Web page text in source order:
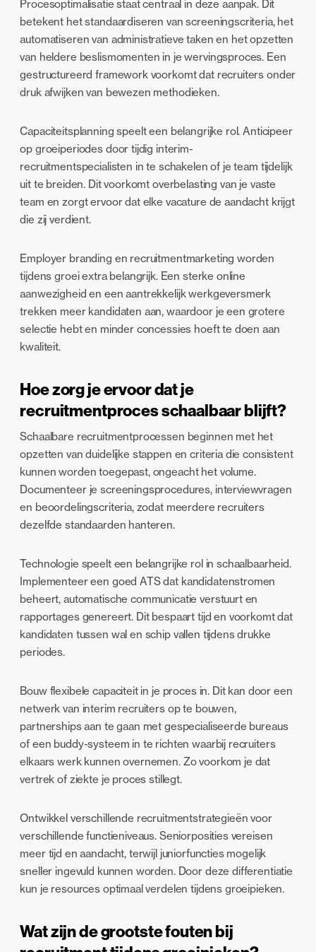
Procesoptimalisatie staat centraal in deze aanpak. Dit
betekent het standaardiseren van screeningscriteria, het
automatiseren van administratieve taken en het opzetten
van heldere beslismomenten in je wervingsproces. Een
gestructureerd framework voorkomt dat recruiters onder
druk afwijken van bewezen methodieken.
Capaciteitsplanning speelt een belangrijke rol. Anticipeer
op groeiperiodes door tijdig interim-
recruitmentspecialisten in te schakelen of je team tijdelijk
uit te breiden. Dit voorkomt overbelasting van je vaste
team en zorgt ervoor dat elke vacature de aandacht krijgt
die zij verdient.
Employer branding en recruitmentmarketing worden
tijdens groei extra belangrijk. Een sterke online
aanwezigheid en een aantrekkelijk werkgeversmerk
trekken meer kandidaten aan, waardoor je een grotere
selectie hebt en minder concessies hoeft te doen aan
kwaliteit.
Hoe zorg je ervoor dat je
recruitmentproces schaalbaar blijft?
Schaalbare recruitmentprocessen beginnen met het
opzetten van duidelijke stappen en criteria die consistent
kunnen worden toegepast, ongeacht het volume.
Documenteer je screeningsprocedures, interviewvragen
en beoordelingscriteria, zodat meerdere recruiters
dezelfde standaarden hanteren.
Technologie speelt een belangrijke rol in schaalbaarheid.
Implementeer een goed ATS dat kandidatenstromen
beheert, automatische communicatie verstuurt en
rapportages genereert. Dit bespaart tijd en voorkomt dat
kandidaten tussen wal en schip vallen tijdens drukke
periodes.
Bouw flexibele capaciteit in je proces in. Dit kan door een
netwerk van interim recruiters op te bouwen,
partnerships aan te gaan met gespecialiseerde bureaus
of een buddy-systeem in te richten waarbij recruiters
elkaars werk kunnen overnemen. Zo voorkom je dat
vertrek of ziekte je proces stillegt.
Ontwikkel verschillende recruitmentstrategieën voor
verschillende functieniveaus. Seniorposities vereisen
meer tijd en aandacht, terwijl juniorfuncties mogelijk
sneller ingevuld kunnen worden. Door deze differentiatie
kun je resources optimaal verdelen tijdens groeipieken.
Wat zijn de grootste fouten bij